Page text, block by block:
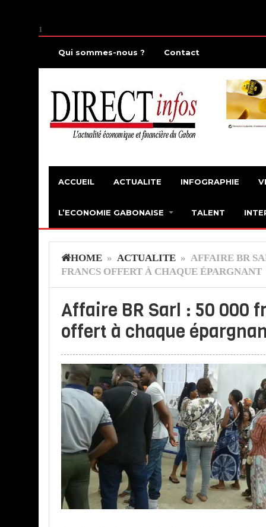
1
Qui sommes-nous ? Contact
ACCUEIL ACTUALITE INFOGRAPHIE
L’ECONOMIE GABONAISE TALENT
HOME » ACTUALITE » AFFAIRE BR
FRANCS OFFERT À CHAQUE ÉPARGNANT
Affaire BR Sarl : 50 000
offert à chaque